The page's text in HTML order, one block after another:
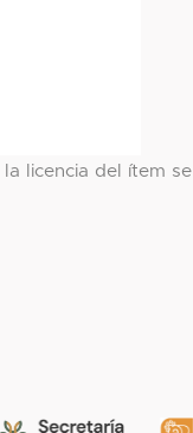
licencia del ítem se